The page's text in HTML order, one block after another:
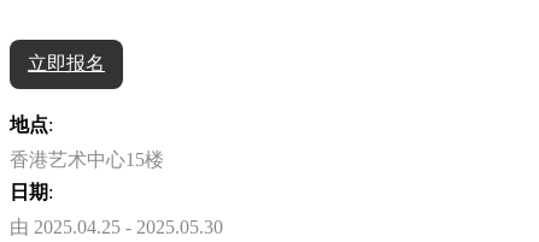
立即报名
地点:
香港艺术中心15楼
日期:
由 2025.04.25 - 2025.05.30